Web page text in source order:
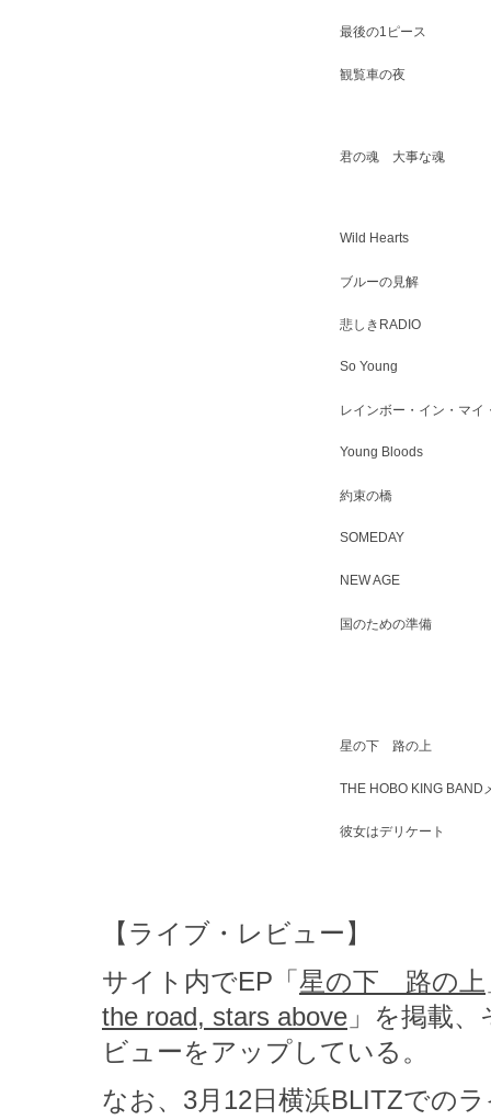
最後の1ピース
観覧車の夜
君の魂 大事な魂
Wild Hearts
ブルーの見解
悲しきRADIO
So Young
レインボー・イン・マイ
Young Bloods
約束の橋
SOMEDAY
NEW AGE
国のための準備
星の下 路の上
THE HOBO KING BAND
彼女はデリケート
【ライブ・レビュー】
サイト内でEP「 星の下 路の上
the road, stars above 」を掲載
ビューをアップしている。
なお、3月12日横浜BLITZでの